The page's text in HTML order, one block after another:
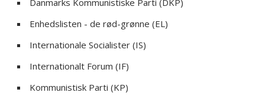
Danmarks Kommunistiske Parti (DKP)
Enhedslisten - de rød-grønne (EL)
Internationale Socialister (IS)
Internationalt Forum (IF)
Kommunistisk Parti (KP)